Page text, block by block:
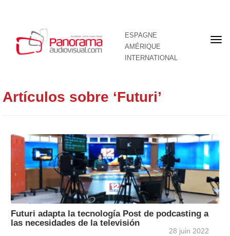
ESPAGNE
AMÉRIQUE
INTERNATIONAL
Artículos sobre ‘Futuri’
Futuri adapta la tecnología Post de podcasting a
las necesidades de la televisión
28 juin 2022